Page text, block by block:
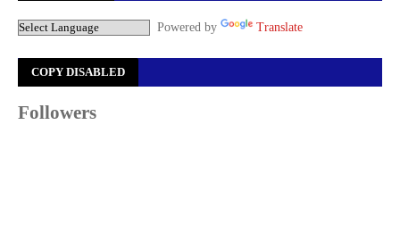
Powered by Translate
COPY DISABLED
Followers